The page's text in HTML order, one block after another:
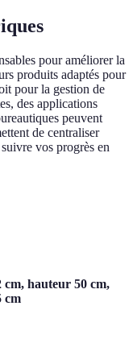
pour améliorer la
produits adaptés pour
pour la gestion de
des applications
peuvent
de centraliser
vos progrès en
hauteur 50 cm,
cm